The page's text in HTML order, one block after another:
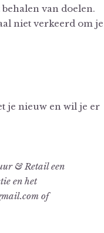
van doelen.
niet verkeerd om je
je nieuw en wil je er
& Retail een
en het
of